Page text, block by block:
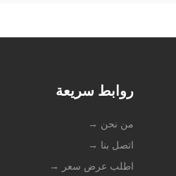
روابط سريعة
من نحن →
اتصل بنا →
اطلب عرض سعر →